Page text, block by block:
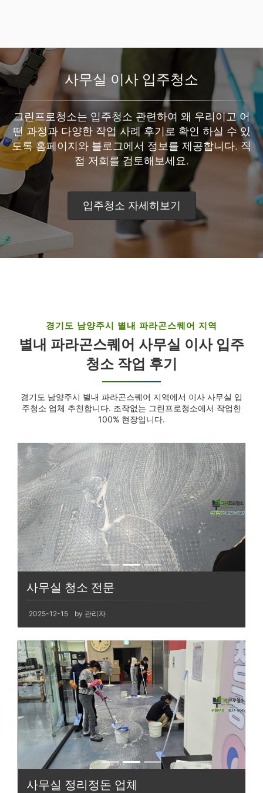
사무실 이사 입주청소
그린프로청소는 입주청소 관련하여 왜 우리이고 어
떤 과정과 다양한 작업 사례 후기로 확인 하실 수 있
도록 홈페이지와 블로그에서 정보를 제공합니다. 직
접 저희를 검토해보세요.
입주청소 자세히보기
경기도 남양주시 별내 파라곤스퀘어 지역
별내 파라곤스퀘어 사무실 이사 입주
청소 작업 후기
경기도 남양주시 별내 파라곤스퀘어 지역에서 이사 사무실 입
주청소 업체 추천합니다. 조작없는 그린프로청소에서 작업한
100% 현장입니다.
사무실 청소 전문
2025-12-15 by 관리자
사무실 정리정돈 업체